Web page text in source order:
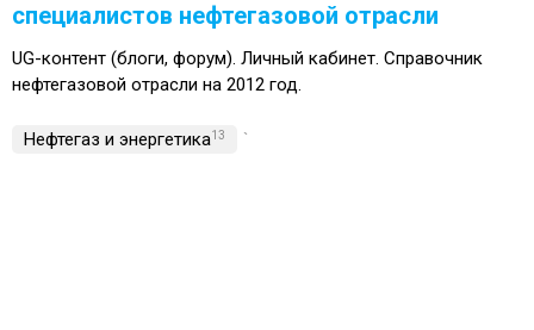
специалистов нефтегазовой отрасли
UG-контент (блоги, форум). Личный кабинет. Справочник
нефтегазовой отрасли на 2012 год.
Нефтегаз и энергетика13 `